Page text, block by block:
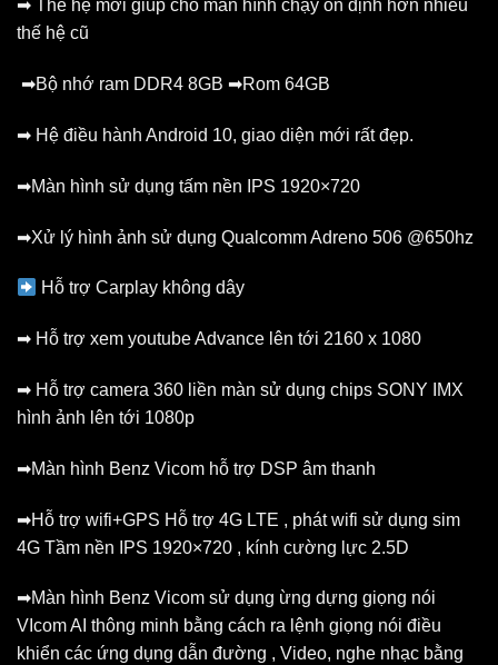
➡ Thế hệ mới giúp cho màn hình chạy ổn định hơn nhiều
thế hệ cũ
➡Bộ nhớ ram DDR4 8GB ➡Rom 64GB
➡ Hệ điều hành Android 10, giao diện mới rất đẹp.
➡Màn hình sử dụng tấm nền IPS 1920×720
➡Xử lý hình ảnh sử dụng Qualcomm Adreno 506 @650hz
Hỗ trợ Carplay không dây
➡ Hỗ trợ xem youtube Advance lên tới 2160 x 1080
➡ Hỗ trợ camera 360 liền màn sử dụng chips SONY IMX
hình ảnh lên tới 1080p
➡Màn hình Benz Vicom hỗ trợ DSP âm thanh
➡Hỗ trợ wifi+GPS Hỗ trợ 4G LTE , phát wifi sử dụng sim
4G Tầm nền IPS 1920×720 , kính cường lực 2.5D
➡Màn hình Benz Vicom sử dụng ừng dựng giọng nói
VIcom AI thông minh bằng cách ra lệnh giọng nói điều
khiển các ứng dụng dẫn đường , Video, nghe nhạc bằng